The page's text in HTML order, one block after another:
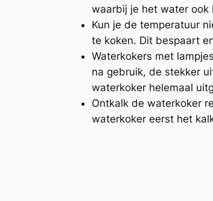
waarbij je het water ook
Kun je de temperatuur
te koken. Dit bespaart
Waterkokers met
na gebruik, de stekker
waterkoker helemaal
Ontkalk de waterkoker
waterkoker eerst het